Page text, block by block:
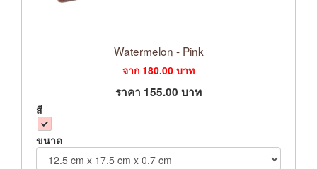
Watermelon - Pink
จาก180.00บาท
ราคา 155.00 บาท
สี
ขนาด